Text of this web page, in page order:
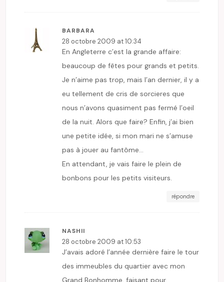
BARBARA
28 octobre 2009 at 10:34
En Angleterre c’est la grande affaire:
beaucoup de fêtes pour grands et petits.
Je n’aime pas trop, mais l’an dernier, il y a
eu tellement de cris de sorcieres que
nous n’avons quasiment pas fermé l’oeil
de la nuit. Alors que faire? Enfin, j’ai bien
une petite idée, si mon mari ne s’amuse
pas à jouer au fantôme…
En attendant, je vais faire le plein de
bonbons pour les petits visiteurs.
répondre
NASHII
28 octobre 2009 at 10:53
J’avais adoré l’année dernière faire le tour
des immeubles du quartier avec mon
Grand Bonhomme, faisant pour